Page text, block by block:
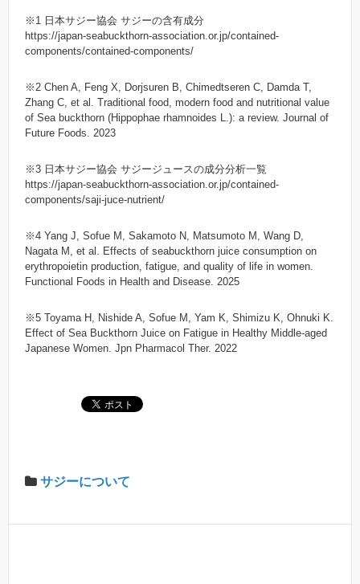
※1 日本サジー協会 サジーの含有成分
https://japan-seabuckthorn-association.or.jp/contained-
components/contained-components/
※2 Chen A, Feng X, Dorjsuren B, Chimedtseren C, Damda T,
Zhang C, et al. Traditional food, modern food and nutritional value
of Sea buckthorn (Hippophae rhamnoides L. ): a review. Journal of
Future Foods. 2023
※3 日本サジー協会 サジージュースの成分分析一覧
https://japan-seabuckthorn-association.or.jp/contained-
components/saji-juce-nutrient/
※4 Yang J, Sofue M, Sakamoto N, Matsumoto M, Wang D,
Nagata M, et al. Effects of seabuckthorn juice consumption on
erythropoietin production, fatigue, and quality of life in women.
Functional Foods in Health and Disease. 2025
※5 Toyama H, Nishide A, Sofue M, Yam K, Shimizu K, Ohnuki K.
Effect of Sea Buckthorn Juice on Fatigue in Healthy Middle-aged
Japanese Women. Jpn Pharmacol Ther. 2022
サジーについて